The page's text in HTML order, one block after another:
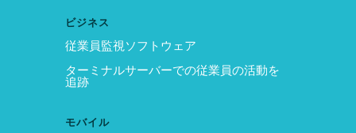
ビジネス
従業員監視ソフトウェア
ターミナルサーバーでの従業員の活動を
追跡
モバイル